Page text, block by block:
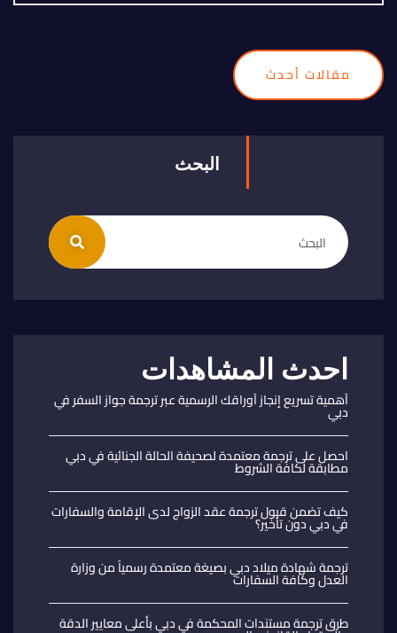
مقالات أحدث
البحث
احدث المشاهدات
أهمية تسريع إنجاز أوراقك الرسمية عبر ترجمة جواز السفر في
دبي
احصل على ترجمة معتمدة لصحيفة الحالة الجنائية في دبي
مطابقة لكافة الشروط
كيف تضمن قبول ترجمة عقد الزواج لدى الإقامة والسفارات
في دبي دون تأخير؟
ترجمة شهادة ميلاد دبي بصيغة معتمدة رسمياً من وزارة
العدل وكافة السفارات
طرق ترجمة مستندات المحكمة في دبي بأعلى معايير الدقة